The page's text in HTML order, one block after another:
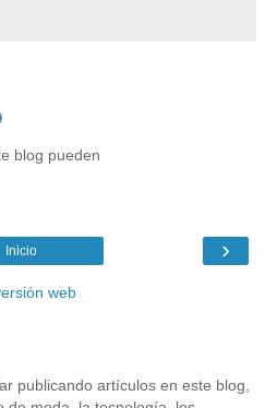
blog pueden
›
Inicio
web
publicando artículos en este blog,